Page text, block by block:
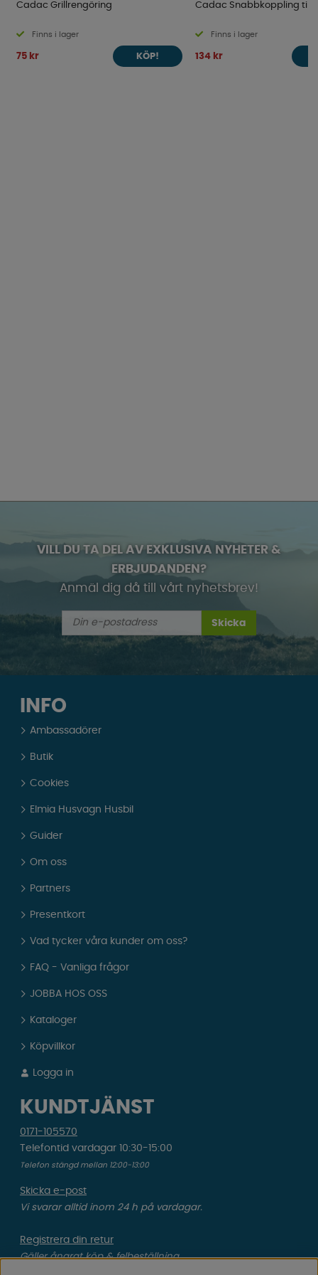
Cadac Grillrengöring
Finns i lager
75 kr KÖP!
Cadac Snabbkoppling till
Finns i lager
134 kr
VILL DU TA DEL AV EXKLUSIVA NYHETER &
ERBJUDANDEN?
Anmäl dig då till vårt nyhetsbrev!
Skicka
INFO
Ambassadörer
Butik
Cookies
Elmia Husvagn Husbil
Guider
Om oss
Partners
Presentkort
Vad tycker våra kunder om oss?
FAQ - Vanliga frågor
JOBBA HOS OSS
Kataloger
Köpvillkor
Logga in
KUNDTJÄNST
0171-105570
Telefontid vardagar 10:30-15:00
Telefon stängd mellan 12:00-13:00
Skicka e-post
Vi svarar alltid inom 24 h på vardagar.
Registrera din retur
Gäller ångrat köp & felbeställning.